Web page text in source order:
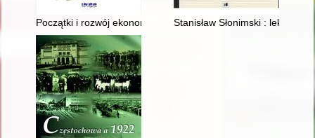
Początki i rozwój ekonomii społecznej w Polsce : ekonomia
Stanisław Słonimski : lekarz,